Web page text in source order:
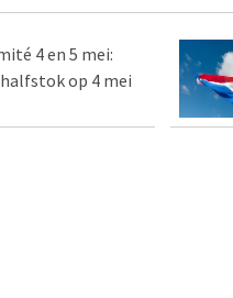
4 en 5 mei:
op 4 mei